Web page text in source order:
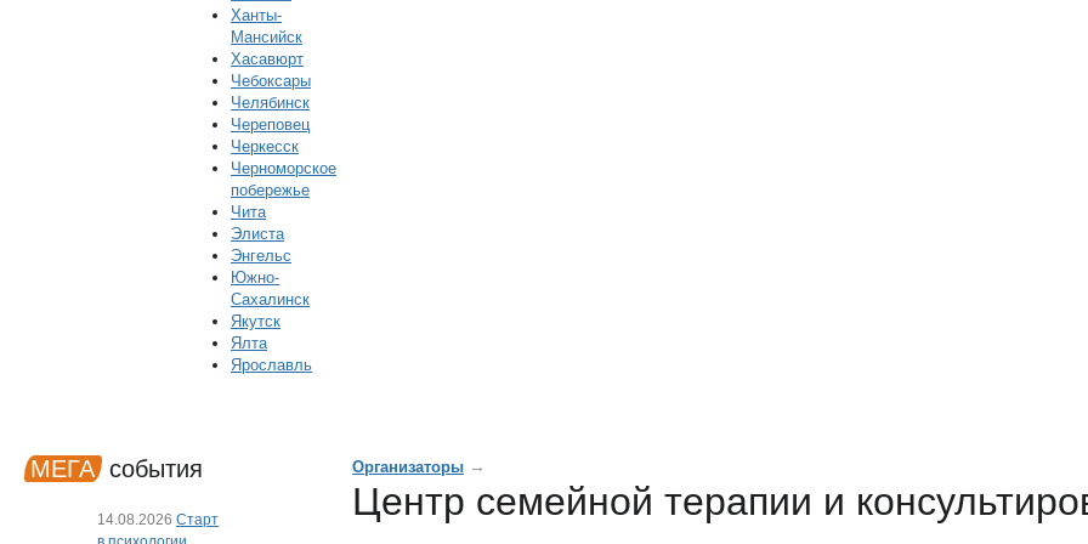
Ханты-
Мансийск
Хасавюрт
Чебоксары
Челябинск
Череповец
Черкесск
Черноморское
побережье
Чита
Элиста
Энгельс
Южно-
Сахалинск
Якутск
Ялта
Ярославль
Организаторы →
Центр семейной терапии и
МЕГА события
14.08.2026 Старт